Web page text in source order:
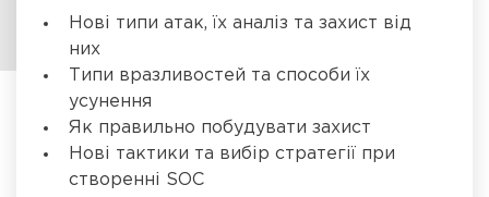
Нові типи атак, їх аналіз та захист від
них
Типи вразливостей та способи їх
усунення
Як правильно побудувати захист
Нові тактики та вибір стратегії при
створенні SOC